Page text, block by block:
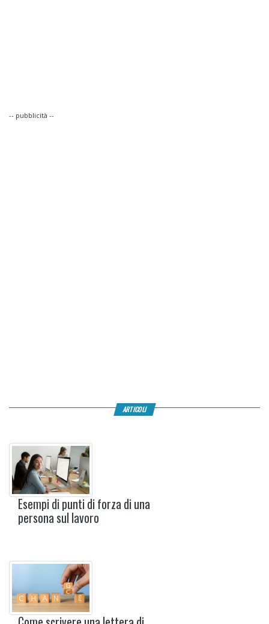
-- pubblicità --
ARTICOLI
Esempi di punti di forza di una
persona sul lavoro